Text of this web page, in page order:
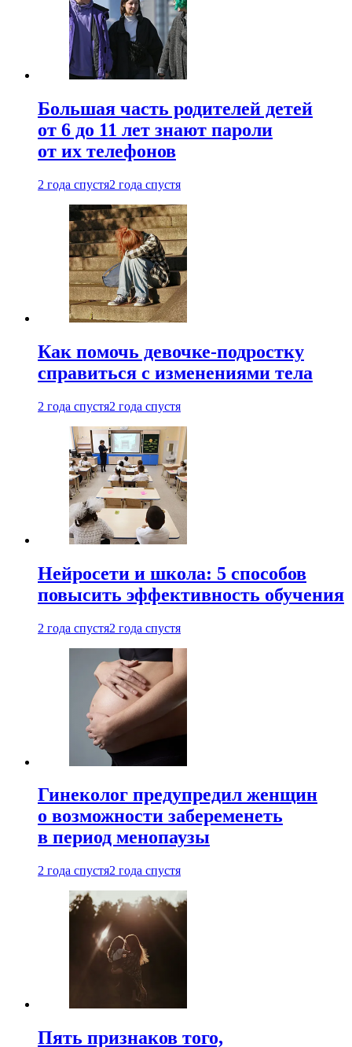
Большая часть родителей детей
от 6 до 11 лет знают пароли
от их телефонов
2 года спустя2 года спустя
Как помочь девочке-подростку
справиться с изменениями тела
2 года спустя2 года спустя
Нейросети и школа: 5 способов
повысить эффективность обучения
2 года спустя2 года спустя
Гинеколог предупредил женщин
о возможности забеременеть
в период менопаузы
2 года спустя2 года спустя
Пять признаков того,